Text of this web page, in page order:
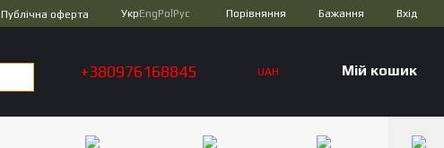
Публічна оферта
УкрEngPol Рус Порівняння Бажання Вхід
+380976168845 UAH Мій кошик